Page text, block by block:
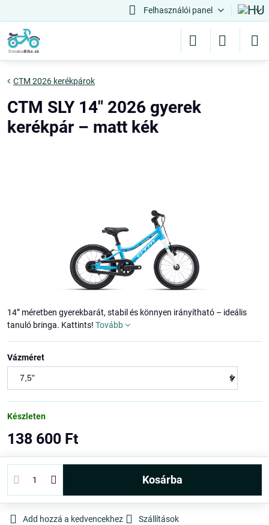
Felhasználói panel
CTM 2026 kerékpárok
CTM SLY 14" 2026 gyerek
kerékpár – matt kék
14” méretben gyerekbarát, stabil és könnyen irányítható – ideális
tanuló bringa. Kattints! Tovább
Vázméret
Készleten
138 600 Ft
kosárba
Add hozzá a kedvencekhez Szállítások